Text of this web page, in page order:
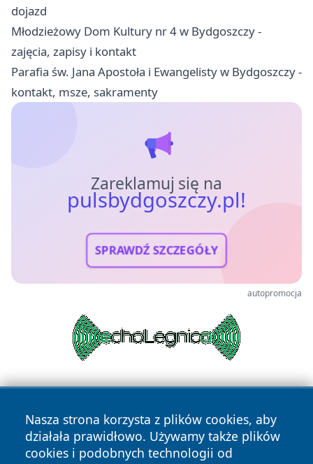
dojazd
Młodzieżowy Dom Kultury nr 4 w Bydgoszczy -
zajęcia, zapisy i kontakt
Parafia św. Jana Apostoła i Ewangelisty w Bydgoszczy -
kontakt, msze, sakramenty
Zareklamuj się na
pulsbydgoszczy.pl!
SPRAWDŹ SZCZEGÓŁY
autopromocja
Nasza strona korzysta z plików cookies, aby
działała prawidłowo. Używamy także plików
cookies i podobnych technologii od